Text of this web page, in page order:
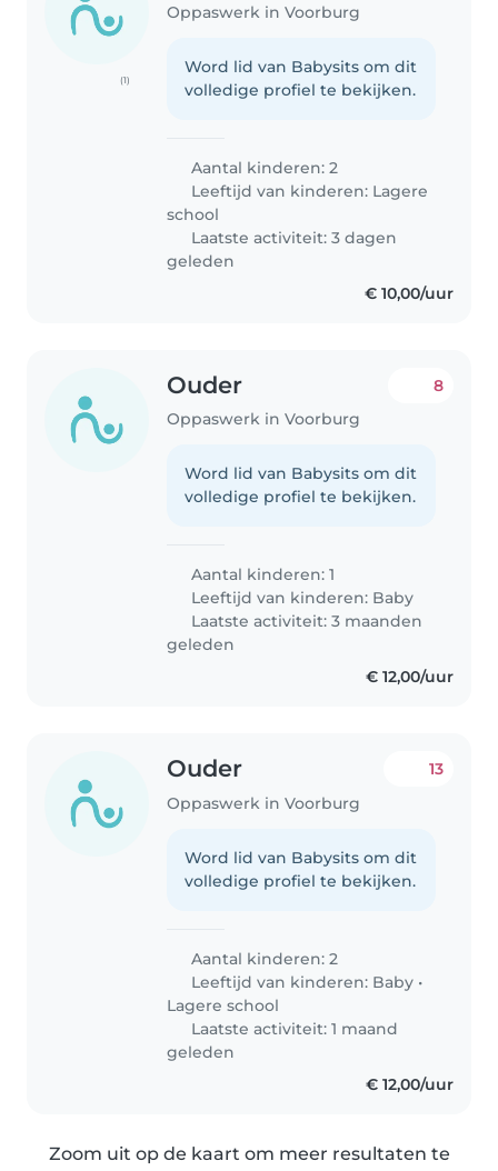
(1)
Oppaswerk in Voorburg
Word lid van Babysits om dit
volledige profiel te bekijken.
Aantal kinderen: 2
Leeftijd van kinderen: Lagere
school
Laatste activiteit: 3 dagen
geleden
€ 10,00/uur
Ouder
Oppaswerk in Voorburg
8
Word lid van Babysits om dit
volledige profiel te bekijken.
Aantal kinderen: 1
Leeftijd van kinderen: Baby
Laatste activiteit: 3 maanden
geleden
€ 12,00/uur
Ouder
Oppaswerk in Voorburg
13
Word lid van Babysits om dit
volledige profiel te bekijken.
Aantal kinderen: 2
Leeftijd van kinderen: Baby •
Lagere school
Laatste activiteit: 1 maand
geleden
€ 12,00/uur
Zoom uit op de kaart om meer resultaten te